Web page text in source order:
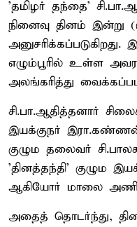
'தமிழர் தந்தை'
நினைவு தினம் இன்று
எழும்பூரில் உள்ள
அலங்கரித்து
சி.பா.ஆதித்தனார்
இயக்குநர்
குழும தலைவர்
'தினத்தந்தி' குழும
ஆகியோர் மாலை
அதைத் தொடர்ந்து,